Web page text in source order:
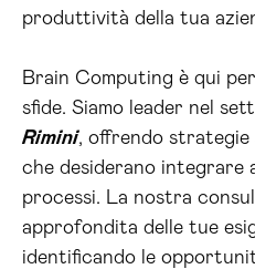
produttività della tua
Brain Computing è qui
sfide. Siamo leader nel
Rimini, offrendo strategie
che desiderano integrare
processi. La nostra
approfondita delle tue
identificando le